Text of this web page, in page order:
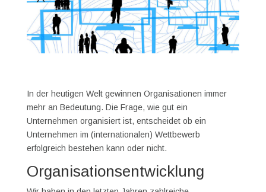
In der heutigen Welt gewinnen Organisationen immer
mehr an Bedeutung. Die Frage, wie gut ein
Unternehmen organisiert ist, entscheidet ob ein
Unternehmen im (internationalen) Wettbewerb
erfolgreich bestehen kann oder nicht.
Organisationsentwicklung